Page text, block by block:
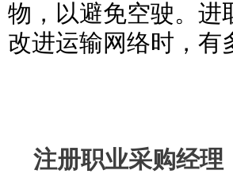
物，以避免空驶。进
改进运输网络时，有
注册职业采购经理